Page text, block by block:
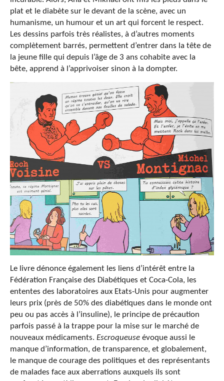
plat et le diabète sur le devant de la scène, avec un
humanisme, un humour et un art qui forcent le respect.
Les dessins parfois très réalistes, à d’autres moments
complètement barrés, permettent d’entrer dans la tête de
la jeune fille qui depuis l’âge de 3 ans cohabite avec la
bête, apprend à l’apprivoiser sinon à la dompter.
Le livre dénonce également les liens d’intérêt entre la
Fédération Française des Diabétiques et Coca-Cola, les
ententes des laboratoires aux Etats-Unis pour augmenter
leurs prix (près de 50% des diabétiques dans le monde ont
peu ou pas accès à l’insuline), le principe de précaution
parfois passé à la trappe pour la mise sur le marché de
nouveaux médicaments. Escroqueuse évoque aussi le
manque d’information, de transparence, et globalement,
le manque de courage des politiques et des représentants
de malades face aux aberrations auxquels ils sont